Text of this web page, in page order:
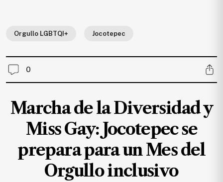
actualidad
únete
a
LAGUNA
por
MXN
Orgullo LGBTQI+ Jocotepec
0
Marcha de la Diversidad y
Miss Gay: Jocotepec se
prepara para un Mes del
Orgullo inclusivo